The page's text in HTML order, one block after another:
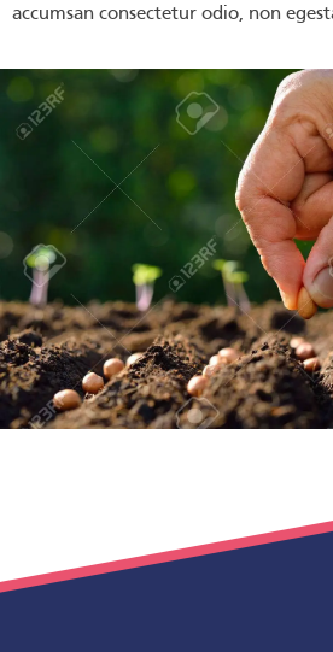
accumsan consectetur odio, non